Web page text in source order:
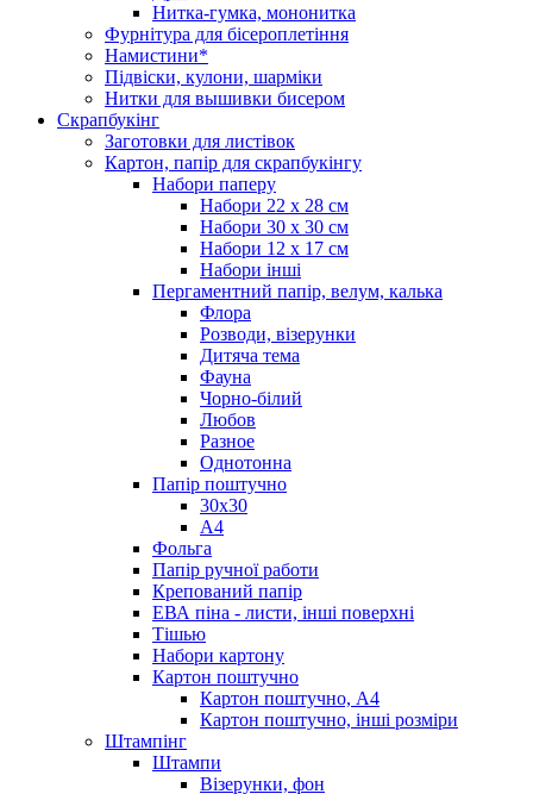
Нитка-гумка, мононитка
Фурнітура для бісероплетіння
Намистини*
Підвіски, кулони, шарміки
Нитки для вышивки бисером
Скрапбукінг
Заготовки для листівок
Картон, папір для скрапбукінгу
Набори паперу
Набори 22 х 28 см
Набори 30 х 30 см
Набори 12 х 17 см
Набори інші
Пергаментний папір, велум, калька
Флора
Розводи, візерунки
Дитяча тема
Фауна
Чорно-білий
Любов
Разное
Однотонна
Папір поштучно
30х30
А4
Фольга
Папір ручної работи
Крепований папір
ЕВА піна - листи, інші поверхні
Тішью
Набори картону
Картон поштучно
Картон поштучно, А4
Картон поштучно, інші розміри
Штампінг
Штампи
Візерунки, фон